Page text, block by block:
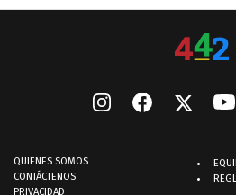
QUIENES SOMOS
CONTÁCTENOS
PRIVACIDAD